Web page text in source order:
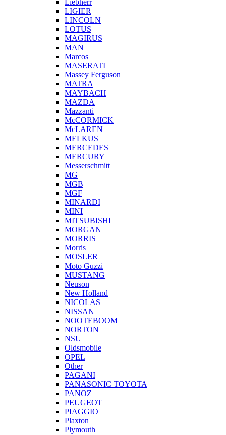
LIGIER
LINCOLN
LOTUS
MAGIRUS
MAN
Marcos
MASERATI
Massey Ferguson
MATRA
MAYBACH
MAZDA
Mazzanti
McCORMICK
McLAREN
MELKUS
MERCEDES
MERCURY
Messerschmitt
MG
MGB
MGF
MINARDI
MINI
MITSUBISHI
MORGAN
MORRIS
Morris
MOSLER
Moto Guzzi
MUSTANG
Neuson
New Holland
NICOLAS
NISSAN
NOOTEBOOM
NORTON
NSU
Oldsmobile
OPEL
Other
PAGANI
PANASONIC TOYOTA
PANOZ
PEUGEOT
PIAGGIO
Plaxton
Plymouth